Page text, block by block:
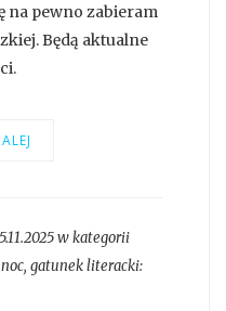
na pewno zabieram
Będą aktualne
w kategorii
, gatunek literacki: